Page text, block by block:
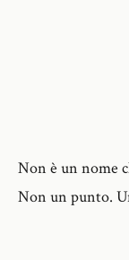
Non è un nome
Non un punto.